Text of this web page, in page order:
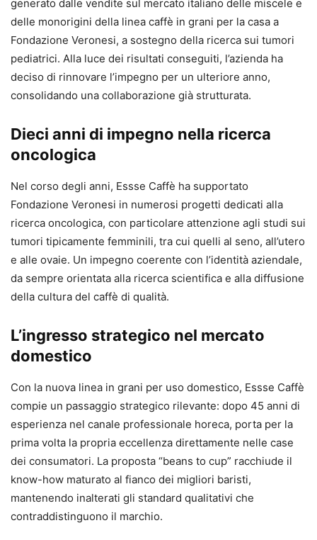
generato dalle vendite sul mercato italiano delle miscele e
delle monorigini della linea caffè in grani per la casa a
Fondazione Veronesi, a sostegno della ricerca sui tumori
pediatrici. Alla luce dei risultati conseguiti, l’azienda ha
deciso di rinnovare l’impegno per un ulteriore anno,
consolidando una collaborazione già strutturata.
Dieci anni di impegno nella ricerca
oncologica
Nel corso degli anni, Essse Caffè ha supportato
Fondazione Veronesi in numerosi progetti dedicati alla
ricerca oncologica, con particolare attenzione agli studi sui
tumori tipicamente femminili, tra cui quelli al seno, all’utero
e alle ovaie. Un impegno coerente con l’identità aziendale,
da sempre orientata alla ricerca scientifica e alla diffusione
della cultura del caffè di qualità.
L’ingresso strategico nel mercato
domestico
Con la nuova linea in grani per uso domestico, Essse Caffè
compie un passaggio strategico rilevante: dopo 45 anni di
esperienza nel canale professionale horeca, porta per la
prima volta la propria eccellenza direttamente nelle case
dei consumatori. La proposta “beans to cup” racchiude il
know-how maturato al fianco dei migliori baristi,
mantenendo inalterati gli standard qualitativi che
contraddistinguono il marchio.